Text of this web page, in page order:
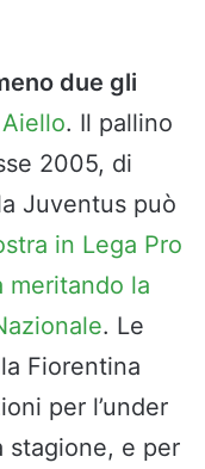
due gli
. Il pallino
2005, di
Juventus può
in Lega Pro
meritando la
. Le
Fiorentina
per l’under
stagione, e per